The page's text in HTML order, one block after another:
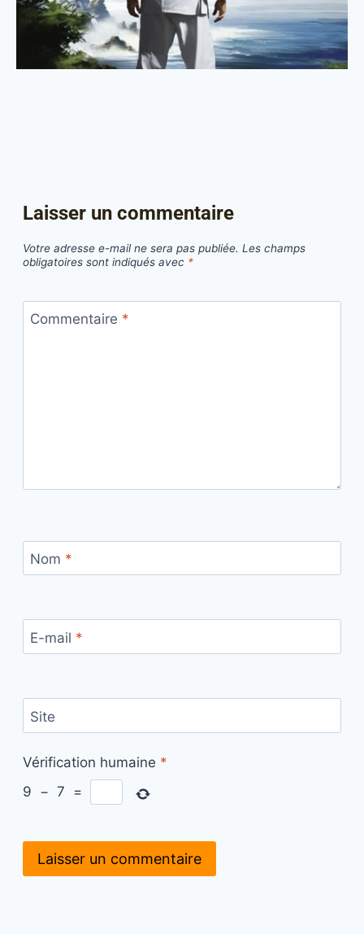
Laisser un commentaire
Votre adresse e-mail ne sera pas publiée. Les champs
obligatoires sont indiqués avec *
Commentaire *
Nom *
E-mail *
Site
Vérification humaine *
9 − 7 =